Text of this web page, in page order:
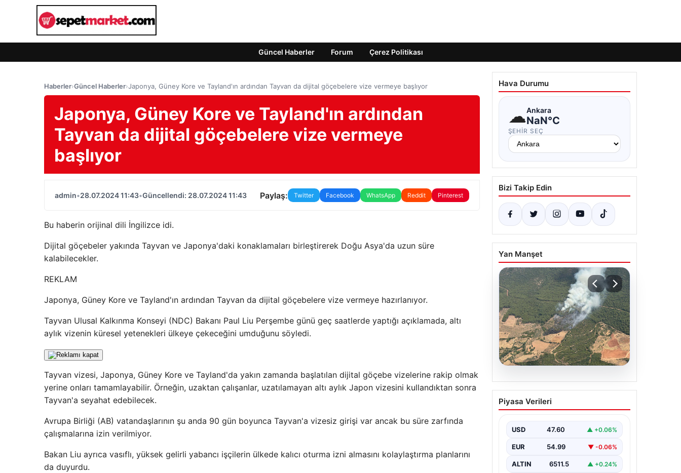
Güncel Haberler Forum Çerez Politikası
Haberler›Güncel Haberler›Japonya, Güney Kore ve Tayland'ın ardından Tayvan da dijital göçebelere vize vermeye başlıyor
Japonya, Güney Kore ve Tayland'ın ardından
Tayvan da dijital göçebelere vize vermeye
başlıyor
admin•28.07.2024 11:43•Güncellendi: 28.07.2024 11:43 Paylaş: Twitter Facebook WhatsApp Reddit Pinterest
Bu haberin orijinal dili İngilizce idi.
Dijital göçebeler yakında Tayvan ve Japonya'daki konaklamaları birleştirerek Doğu Asya'da uzun süre
kalabilecekler.
REKLAM
Japonya, Güney Kore ve Tayland'ın ardından Tayvan da dijital göçebelere vize vermeye hazırlanıyor.
Tayvan Ulusal Kalkınma Konseyi (NDC) Bakanı Paul Liu Perşembe günü geç saatlerde yaptığı açıklamada, altı
aylık vizenin küresel yetenekleri ülkeye çekeceğini umduğunu söyledi.
Tayvan vizesi, Japonya, Güney Kore ve Tayland'da yakın zamanda başlatılan dijital göçebe vizelerine rakip olmak
yerine onları tamamlayabilir. Örneğin, uzaktan çalışanlar, uzatılamayan altı aylık Japon vizesini kullandıktan sonra
Tayvan'a seyahat edebilecek.
Avrupa Birliği (AB) vatandaşlarının şu anda 90 gün boyunca Tayvan'a vizesiz girişi var ancak bu süre zarfında
çalışmalarına izin verilmiyor.
Bakan Liu ayrıca vasıflı, yüksek gelirli yabancı işçilerin ülkede kalıcı oturma izni almasını kolaylaştırma planlarını
da duyurdu.
Hava Durumu
☁Ankara
NaN°C
ŞEHIR SEÇ
Bizi Takip Edin
Yan Manşet
05.08.2026
Muğla Yatağan’da orman
yangını
Yangını Kontrol Altında”, “content”:
“ Muğla’nın Yatağan ilçesinde
görülen…
Piyasa Verileri
USD 47.60 ▲ +0.06%
EUR 54.99 ▼ -0.06%
ALTIN 6511.5 ▲ +0.24%